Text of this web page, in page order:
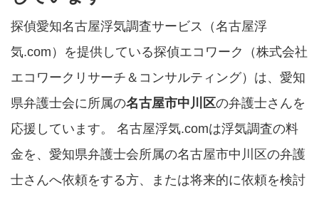
探偵愛知名古屋浮気調査サービス（名古屋浮
気.com）を提供している探偵エコワーク（株式会社
エコワークリサーチ＆コンサルティング）は、愛知
県弁護士会に所属の名古屋市中川区の弁護士さんを
応援しています。 名古屋浮気.comは浮気調査の料
金を、愛知県弁護士会所属の名古屋市中川区の弁護
士さんへ依頼をする方、または将来的に依頼を検討